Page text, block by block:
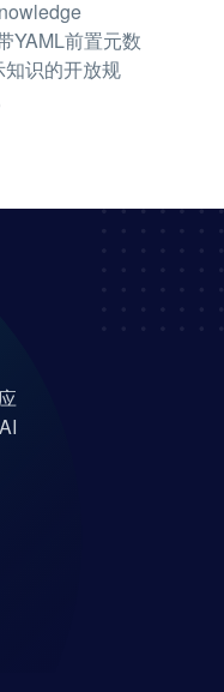
YAML前置元数
识的开放规